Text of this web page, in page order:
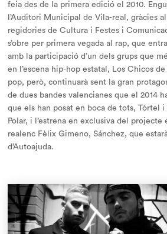
feia des de la primera edició el 2010.
l’Auditori Municipal de Vila-real, gràcies
regidories de Cultura i Festes i
s’obre per primera vegada al rap, que
amb la participació d’un dels grups que
en l’escena hip-hop estatal, Los Chicos
pop, però, continuarà sent la gran
de dues bandes valencianes que el 2014
que els han posat en boca de tots, Tórtel
Polar, i l’estrena en exclusiva del
realenc Fèlix Gimeno, Sánchez, que
d’Autoajuda.